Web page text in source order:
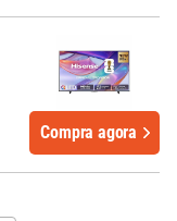
Compra agora